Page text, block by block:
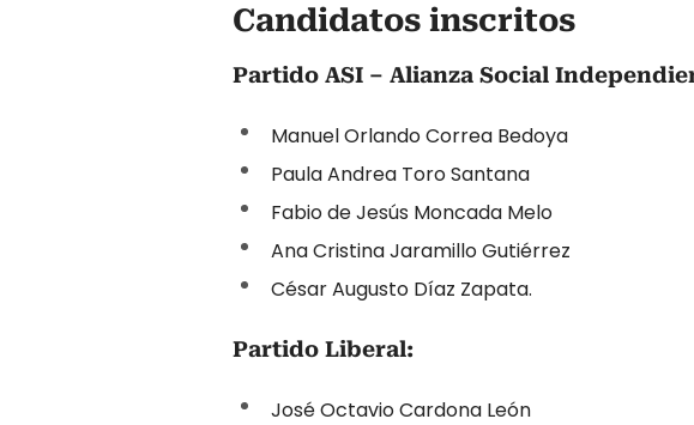
Candidatos inscritos
Partido ASI – Alianza Social
Manuel Orlando Correa Bedoya
Paula Andrea Toro Santana
Fabio de Jesús Moncada Melo
Ana Cristina Jaramillo Gutiérrez
César Augusto Díaz Zapata.
Partido Liberal:
José Octavio Cardona León